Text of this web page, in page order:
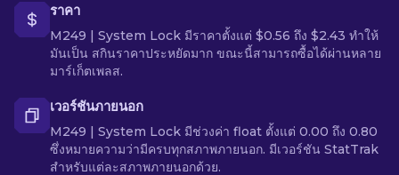
ราคา
M249 | System Lock มีราคาตั้งแต่ $0.56 ถึง $2.43 ทำให้
มันเป็น สกินราคาประหยัดมาก ขณะนี้สามารถซื้อได้ผ่านหลาย
มาร์เก็ตเพลส.
เวอร์ชันภายนอก
M249 | System Lock มีช่วงค่า float ตั้งแต่ 0.00 ถึง 0.80
ซึ่งหมายความว่ามีครบทุกสภาพภายนอก. มีเวอร์ชัน StatTrak
สำหรับแต่ละสภาพภายนอกด้วย.